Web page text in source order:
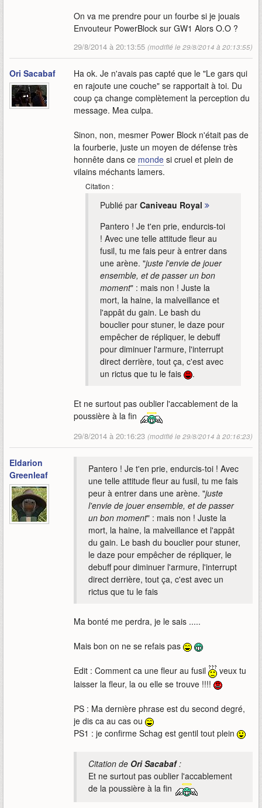
On va me prendre pour un fourbe si je jouais
Envouteur PowerBlock sur GW1 Alors O.O ?
29/8/2014 à 20:13:55 (modifié le 29/8/2014 à 20:13:55)
Ori Sacabaf
Ha ok. Je n'avais pas capté que le "Le gars qui
en rajoute une couche" se rapportait à toi. Du
coup ça change complètement la perception du
message. Mea culpa.
Sinon, non, mesmer Power Block n'était pas de
la fourberie, juste un moyen de défense très
honnête dans ce monde si cruel et plein de
vilains méchants lamers.
Citation :
Publié par Caniveau Royal
Pantero ! Je t'en prie, endurcis-toi
! Avec une telle attitude fleur au
fusil, tu me fais peur à entrer dans
une arène. "juste l'envie de jouer
ensemble, et de passer un bon
moment" : mais non ! Juste la
mort, la haine, la malveillance et
l'appât du gain. Le bash du
bouclier pour stuner, le daze pour
empêcher de répliquer, le debuff
pour diminuer l'armure, l'interrupt
direct derrière, tout ça, c'est avec
un rictus que tu le fais
.
Et ne surtout pas oublier l'accablement de la
poussière à la fin
29/8/2014 à 20:16:23 (modifié le 29/8/2014 à 20:16:23)
Eldarion
Greenleaf
Pantero ! Je t'en prie, endurcis-toi ! Avec
une telle attitude fleur au fusil, tu me fais
peur à entrer dans une arène. "juste
l'envie de jouer ensemble, et de passer
un bon moment" : mais non ! Juste la
mort, la haine, la malveillance et l'appât
du gain. Le bash du bouclier pour stuner,
le daze pour empêcher de répliquer, le
debuff pour diminuer l'armure, l'interrupt
direct derrière, tout ça, c'est avec un
rictus que tu le fais
Ma bonté me perdra, je le sais .....
Mais bon on ne se refais pas
Edit : Comment ca une fleur au fusil
veux tu
laisser la fleur, la ou elle se trouve !!!!
PS : Ma dernière phrase est du second degré,
je dis ca au cas ou
PS1 : je confirme Schag est gentil tout plein
Citation de Ori Sacabaf:
Et ne surtout pas oublier l'accablement
de la poussière à la fin